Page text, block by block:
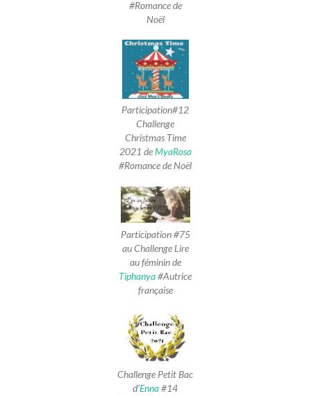
#Romance de
Noël
Participation#12
Challenge
Christmas Time
2021 deMyaRosa
#Romance de Noël
Participation #75
au Challenge Lire
au féminin de
Tiphanya#Autrice
française
Challenge Petit Bac
d’Enna#14